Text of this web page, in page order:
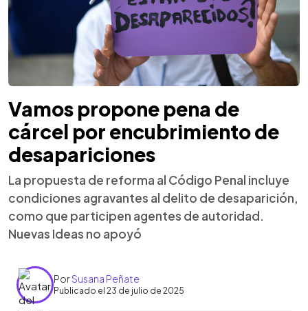
Vamos propone pena de
cárcel por encubrimiento de
desapariciones
La propuesta de reforma al Código Penal incluye
condiciones agravantes al delito de desaparición,
como que participen agentes de autoridad.
Nuevas Ideas no apoyó
PorSusana Peñate
Publicado el 23 de julio de 2025